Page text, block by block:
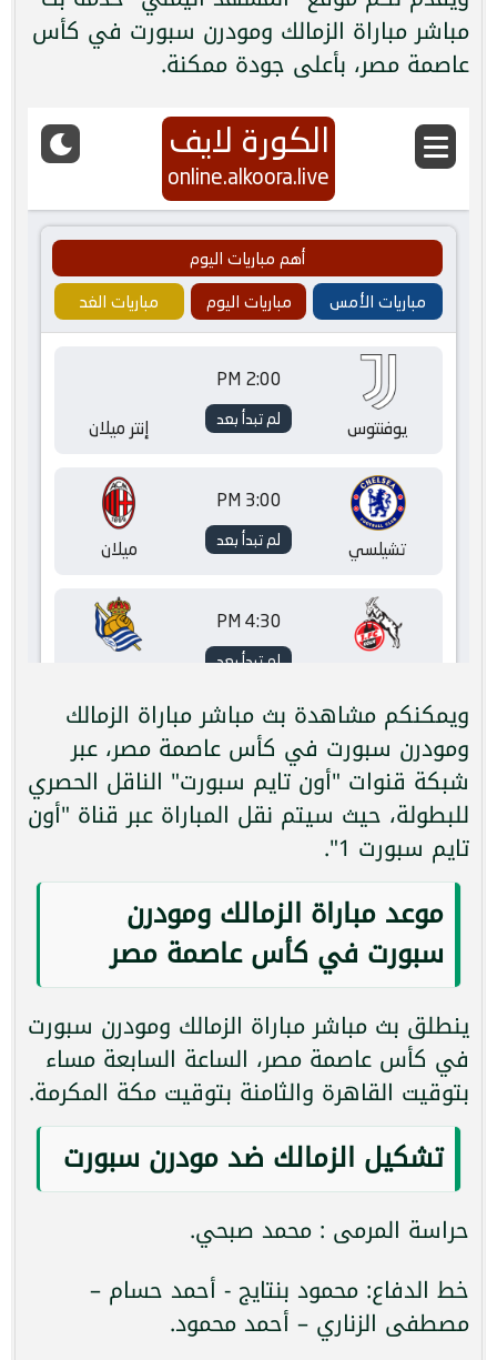
مباشر مباراة الزمالك ومودرن سبورت في كأس
عاصمة مصر، بأعلى جودة ممكنة.
ويمكنكم مشاهدة بث مباشر مباراة الزمالك
ومودرن سبورت في كأس عاصمة مصر، عبر
شبكة قنوات "أون تايم سبورت" الناقل الحصري
للبطولة، حيث سيتم نقل المباراة عبر قناة "أون
تايم سبورت 1".
موعد مباراة الزمالك ومودرن
سبورت في كأس عاصمة مصر
ينطلق بث مباشر مباراة الزمالك ومودرن سبورت
في كأس عاصمة مصر، الساعة السابعة مساء
بتوقيت القاهرة والثامنة بتوقيت مكة المكرمة.
تشكيل الزمالك ضد مودرن سبورت
حراسة المرمى : محمد صبحي.
خط الدفاع: محمود بنتايج - أحمد حسام –
مصطفى الزناري – أحمد محمود.